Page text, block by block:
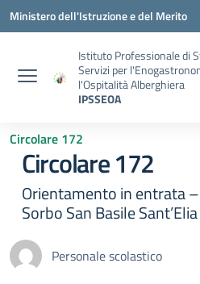
Vai ai contenuti
Vai al menu di navigazione
Vai al footer
Ministero dell'Istruzione e del Merito
Istituto Professionale di
Servizi per
l'Ospitalità Alberghiera
IPSSEOA
Circolare 172
Circolare 172
Orientamento in entrata
Sorbo San Basile Sant’Elia
Personale scolastico